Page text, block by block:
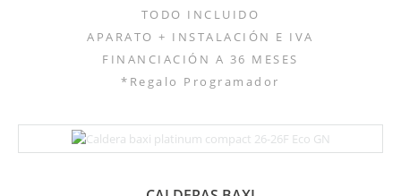
TODO INCLUIDO
APARATO + INSTALACIÓN E IVA
FINANCIACIÓN A 36 MESES
*Regalo Programador